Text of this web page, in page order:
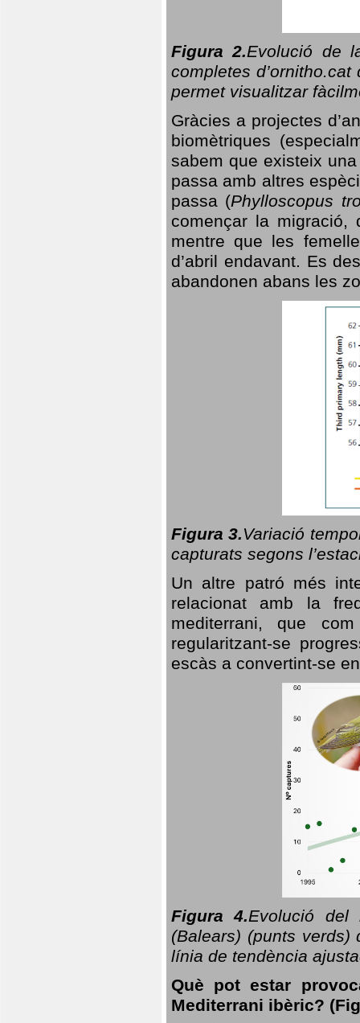
Figura 2.Evolució de
completes
permet visualitzar
Gràcies a projectes
biomètriques
sabem que existeix
passa amb altres
passa (Phylloscopus
començar la migració,
mentre que les
d’abril endavant. Es
abandonen abans les
Figura 3.Variació
capturats segons
Un altre patró més
relacionat amb la
mediterrani, que
regularitzant-se
escàs a convertint-se
Figura 4.Evolució del
(Balears) (punts
línia de tendència
Què pot estar
Mediterrani ibèric?